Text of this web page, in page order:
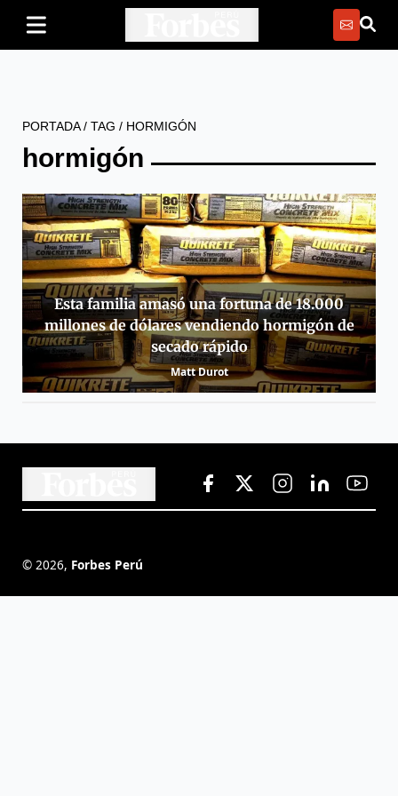
PORTADA/ TAG / HORMIGÓN
hormigón
Esta familia amasó una fortuna de 18.000
millones de dólares vendiendo hormigón de
secado rápido
Matt Durot
© 2026, Forbes Perú